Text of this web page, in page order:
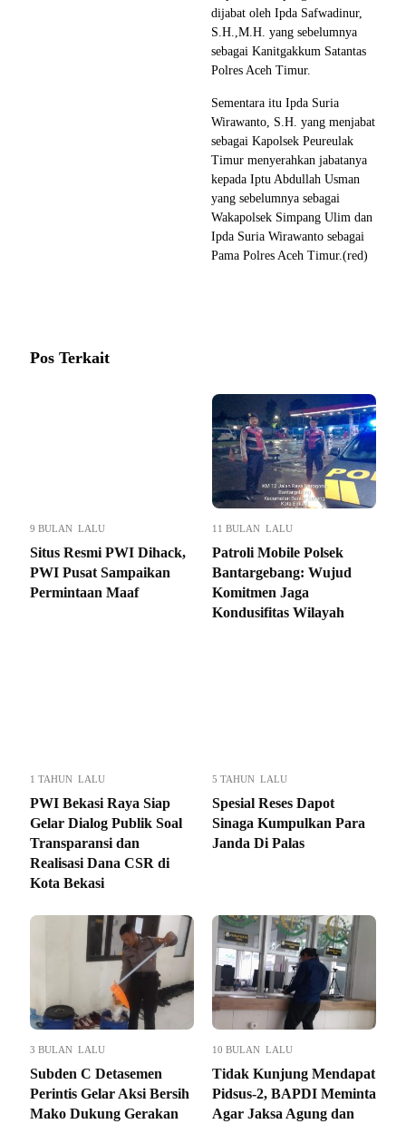
dijabat oleh Ipda Safwadinur,
S.H.,M.H. yang sebelumnya
sebagai Kanitgakkum Satantas
Polres Aceh Timur.
Sementara itu Ipda Suria
Wirawanto, S.H. yang menjabat
sebagai Kapolsek Peureulak
Timur menyerahkan jabatanya
kepada Iptu Abdullah Usman
yang sebelumnya sebagai
Wakapolsek Simpang Ulim dan
Ipda Suria Wirawanto sebagai
Pama Polres Aceh Timur.(red)
Pos Terkait
9 BULAN LALU
Situs Resmi PWI Dihack,
PWI Pusat Sampaikan
Permintaan Maaf
11 BULAN LALU
Patroli Mobile Polsek
Bantargebang: Wujud
Komitmen Jaga
Kondusifitas Wilayah
1 TAHUN LALU
PWI Bekasi Raya Siap
Gelar Dialog Publik Soal
Transparansi dan
Realisasi Dana CSR di
Kota Bekasi
5 TAHUN LALU
Spesial Reses Dapot
Sinaga Kumpulkan Para
Janda Di Palas
3 BULAN LALU
Subden C Detasemen
Perintis Gelar Aksi Bersih
Mako Dukung Gerakan
10 BULAN LALU
Tidak Kunjung Mendapat
Pidsus-2, BAPDI Meminta
Agar Jaksa Agung dan